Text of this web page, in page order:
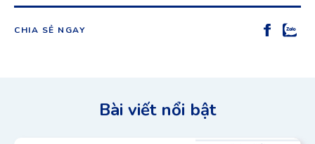
CHIA SẺ NGAY
Bài viết nổi bật